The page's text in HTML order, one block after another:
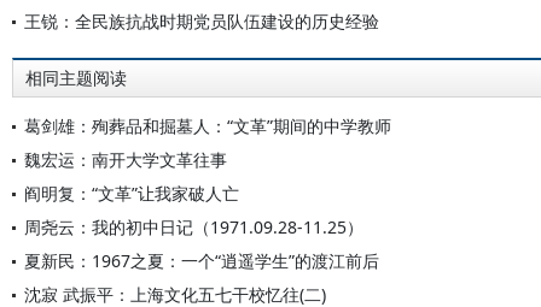
王锐：全民族抗战时期党员队伍建设的历史经验
相同主题阅读
葛剑雄：殉葬品和掘墓人：“文革”期间的中学教师
魏宏运：南开大学文革往事
阎明复：“文革”让我家破人亡
周尧云：我的初中日记（1971.09.28-11.25）
夏新民：1967之夏：一个“逍遥学生”的渡江前后
沈寂 武振平：上海文化五七干校忆往(二)